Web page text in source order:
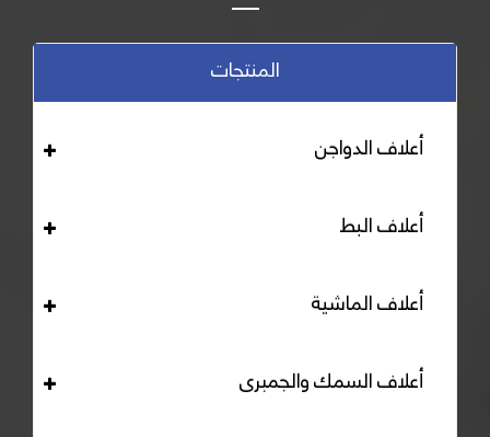
المنتجات
أعلاف الدواجن
أعلاف البط
أعلاف الماشية
أعلاف السمك والجمبرى